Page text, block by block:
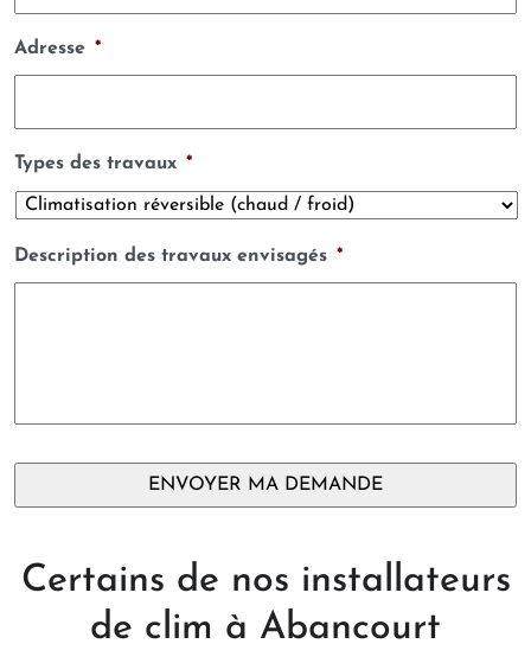
Adresse *
Types des travaux *
Description des travaux envisagés *
Certains de nos installateurs
de clim à Abancourt